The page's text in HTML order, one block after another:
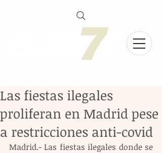
Las fiestas ilegales
proliferan en Madrid pese
a restricciones anti-covid
Madrid.- Las fiestas ilegales donde se